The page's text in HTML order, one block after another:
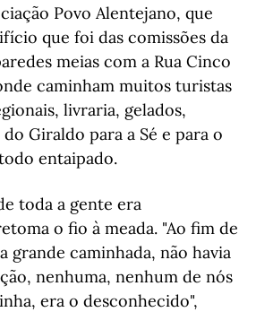
Povo Alentejano, que
que foi das comissões da
meias com a Rua Cinco
caminham muitos turistas
livraria, gelados,
Giraldo para a Sé e para o
entaipado.
toda a gente era
o fio à meada. "Ao fim de
grande caminhada, não havia
nenhuma, nenhum de nós
era o desconhecido",